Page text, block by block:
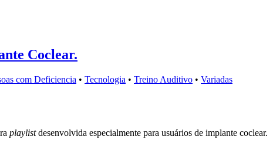
Coclear.
com Deficiencia • Tecnologia • Treino Auditivo • Variadas
playlistdesenvolvida especialmente para usuários de implante coclear.